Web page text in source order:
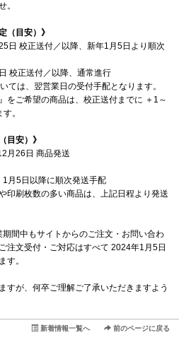
。
（目安）》
校正送付／以降、新年1月5日より順次
校正送付／以降、通常進行
は、翌営業日の受付手配となります。
をご希望の商品は、校正送付までに ＋1～
。
目安）》
月26日 商品発送
以降に順次発送手配
印刷枚数の多い商品は、上記日程より発送
間中もサイトからのご注文・お問い合わ
注文受付・ご対応はすべて 2024年1月5日
す。
すが、何卒ご理解ご了承いただきますよう
新着情報一覧へ 前のページに戻る